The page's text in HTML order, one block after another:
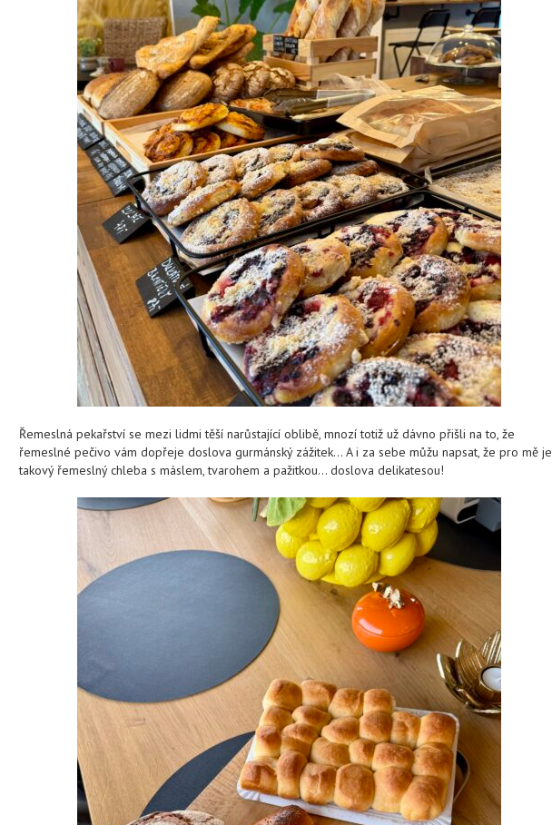
Řemeslná pekařství se mezi lidmi těší narůstající oblibě, mnozí totiž už dávno přišli na to, že
řemeslné pečivo vám dopřeje doslova gurmánský zážitek… A i za sebe můžu napsat, že pro mě je
takový řemeslný chleba s máslem, tvarohem a pažitkou… doslova delikatesou!